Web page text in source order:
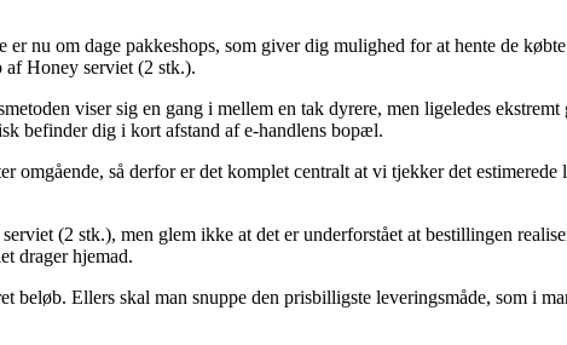
nu om dage pakkeshops, som giver dig mulighed for at hente de
Honey serviet (2 stk.).
viser sig en gang i mellem en tak dyrere, men ligeledes ekstremt
befinder dig i kort afstand af e-handlens bopæl.
så derfor er det komplet centralt at vi tjekker det estimerede
(2 stk.), men glem ikke at det er underforstået at bestillingen
drager hjemad.
Ellers skal man snuppe den prisbilligste leveringsmåde, som i